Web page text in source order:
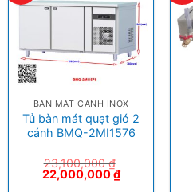
+
BÀN MÁT CÁNH INOX
Tủ bàn mát quạt gió 2
cánh BMQ-2MI1576
23,100,000₫
22,000,000₫